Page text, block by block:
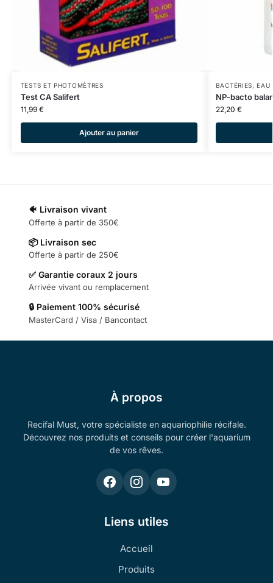
TESTS ET PHOTOMÈTRES
Test CA Salifert
11,99 €
Ajouter au panier
BACTÉRIES, EAU
NP-bacto
22,20 €
🐠 Livraison vivant
Offerte à partir de 350€
📦 Livraison sec
Offerte à partir de 250€
✅ Garantie coraux 2 jours
Arrivée vivant ou remplacement
🔒 Paiement 100% sécurisé
MasterCard / Visa / Bancontact
À propos
Recifal Must, votre spécialiste en aquariophilie récifale.
Découvrez nos produits et conseils pour créer l'aquarium
de vos rêves.
Liens utiles
Accueil
Produits